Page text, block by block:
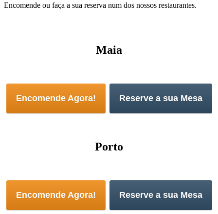
Encomende ou faça a sua reserva num dos nossos restaurantes.
Maia
Encomende Agora! Reserve a sua Mesa
Porto
Encomende Agora! Reserve a sua Mesa